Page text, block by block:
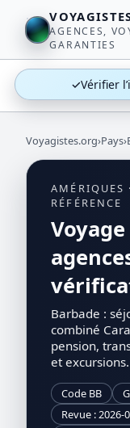
AGENCES,
GARANTIES
✓Vérifier
Voyagistes.org›Pays›
AMÉRIQUES
RÉFÉRENCE
Barbade :
combiné
pension,
et excursions.
Code BB
Revue : 2026-